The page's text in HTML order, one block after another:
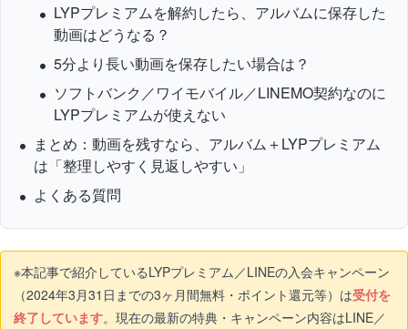
LYPプレミアムを解約したら、アルバムに保存した
動画はどうなる？
5分より長い動画を保存したい場合は？
ソフトバンク／ワイモバイル／LINEMO契約なのに
LYPプレミアムが使えない
まとめ：動画を残すなら、アルバム＋LYPプレミアム
は「整理しやすく見返しやすい」
よくある質問
※本記事で紹介しているLYPプレミアム／LINEの入会キャンペーン
（2024年3月31日までの3ヶ月間無料・ポイント還元等）は受付を
終了しています。現在の最新の特典・キャンペーン内容はLINE／